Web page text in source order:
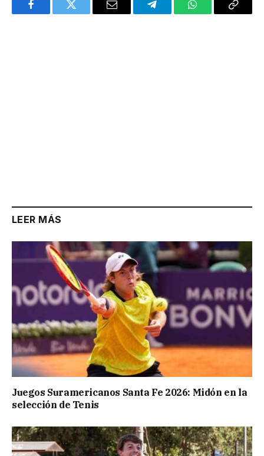
FacebookTwitter Email TelegramWhatsAppCopy
LEER MÁS
Juegos Suramericanos Santa Fe 2026: Midón en la
selección de Tenis